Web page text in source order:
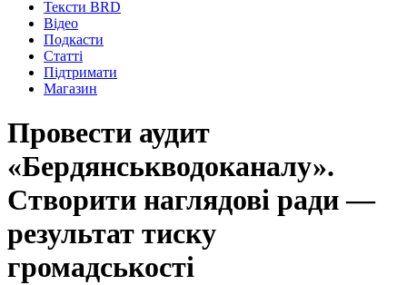
Тексти BRD
Відео
Подкасти
Статті
Підтримати
Магазин
Провести аудит
«Бердянськводоканалу».
Створити наглядові ради —
результат тиску
громадськості